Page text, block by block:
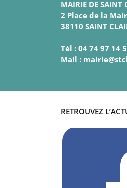
MAIRIE DE SAINT
2 Place de la
38110 SAINT
Tél : 04 74 97 14
Mail :
RETROUVEZ